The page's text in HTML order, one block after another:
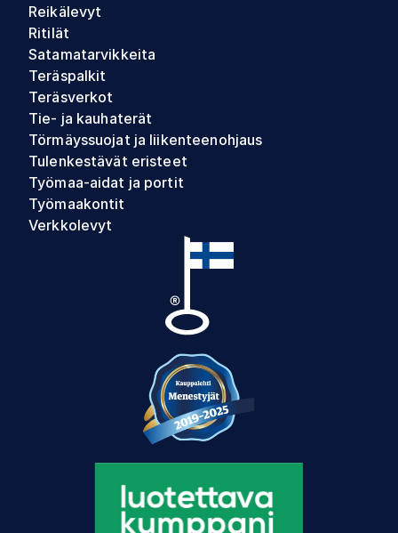
Reikälevyt
Ritilät
Satamatarvikkeita
Teräspalkit
Teräsverkot
Tie- ja kauhaterät
Törmäyssuojat ja liikenteenohjaus
Tulenkestävät eristeet
Työmaa-aidat ja portit
Työmaakontit
Verkkolevyt